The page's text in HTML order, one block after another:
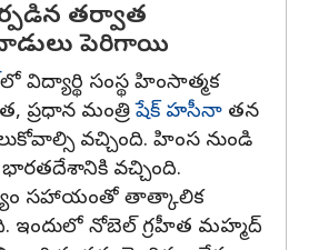
ఏర్పడిన తర్వాత
పెరిగాయి
లో విద్యార్థి సంస్థ హింసాత్మక
ప్రధాన మంత్రిషేక్ హసీనా తన
వచ్చింది. హింస నుండి
వచ్చింది.
సహాయంతో తాత్కాలిక
ఇందులో నోబెల్ గ్రహీత మహ్మద్